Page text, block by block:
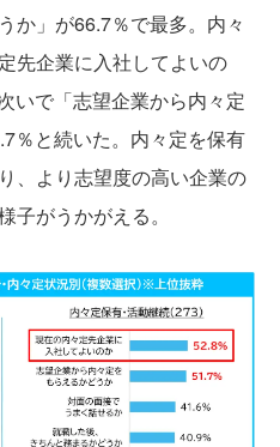
か」が66.7％で最多。内々
先企業に入社してよいの
いで「志望企業から内々定
％と続いた。内々定を保有
、より志望度の高い企業の
子がうかがえる。